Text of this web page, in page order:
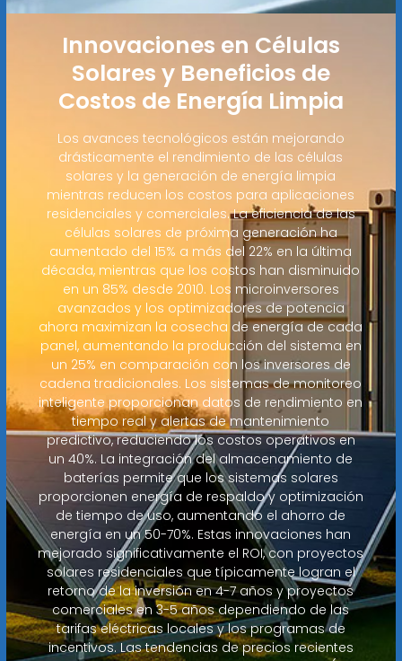
Innovaciones en Células
Solares y Beneficios de
Costos de Energía Limpia
Los avances tecnológicos están mejorando
drásticamente el rendimiento de las células
solares y la generación de energía limpia
mientras reducen los costos para aplicaciones
residenciales y comerciales. La eficiencia de las
células solares de próxima generación ha
aumentado del 15% a más del 22% en la última
década, mientras que los costos han disminuido
en un 85% desde 2010. Los microinversores
avanzados y los optimizadores de potencia
ahora maximizan la cosecha de energía de cada
panel, aumentando la producción del sistema en
un 25% en comparación con los inversores de
cadena tradicionales. Los sistemas de monitoreo
inteligente proporcionan datos de rendimiento en
tiempo real y alertas de mantenimiento
predictivo, reduciendo los costos operativos en
un 40%. La integración del almacenamiento de
baterías permite que los sistemas solares
proporcionen energía de respaldo y optimización
de tiempo de uso, aumentando el ahorro de
energía en un 50-70%. Estas innovaciones han
mejorado significativamente el ROI, con proyectos
solares residenciales que típicamente logran el
retorno de la inversión en 4-7 años y proyectos
comerciales en 3-5 años dependiendo de las
tarifas eléctricas locales y los programas de
incentivos. Las tendencias de precios recientes